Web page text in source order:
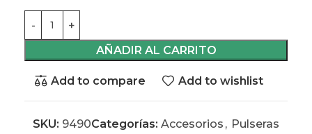
AÑADIR AL CARRITO
Add to compare Add to wishlist
SKU: 9490Categorías: Accesorios , Pulseras